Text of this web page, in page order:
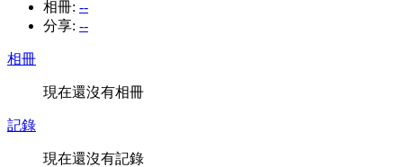
相冊: --
分享: --
相冊
現在還沒有相冊
記錄
現在還沒有記錄